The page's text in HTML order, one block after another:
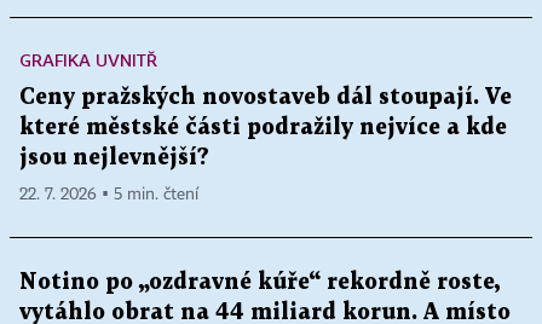
GRAFIKA UVNITŘ
Ceny pražských novostaveb dál stoupají. Ve
které městské části podražily nejvíce a kde
jsou nejlevnější?
22. 7. 2026 ▪ 5 min. čtení
Notino po „ozdravné kúře“ rekordně roste,
vytáhlo obrat na 44 miliard korun. A místo